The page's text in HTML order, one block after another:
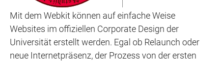
Mit dem Webkit können auf einfache Weise
Websites im offiziellen Corporate Design der
Universität erstellt werden. Egal ob Relaunch oder
neue Internetpräsenz, der Prozess von der ersten